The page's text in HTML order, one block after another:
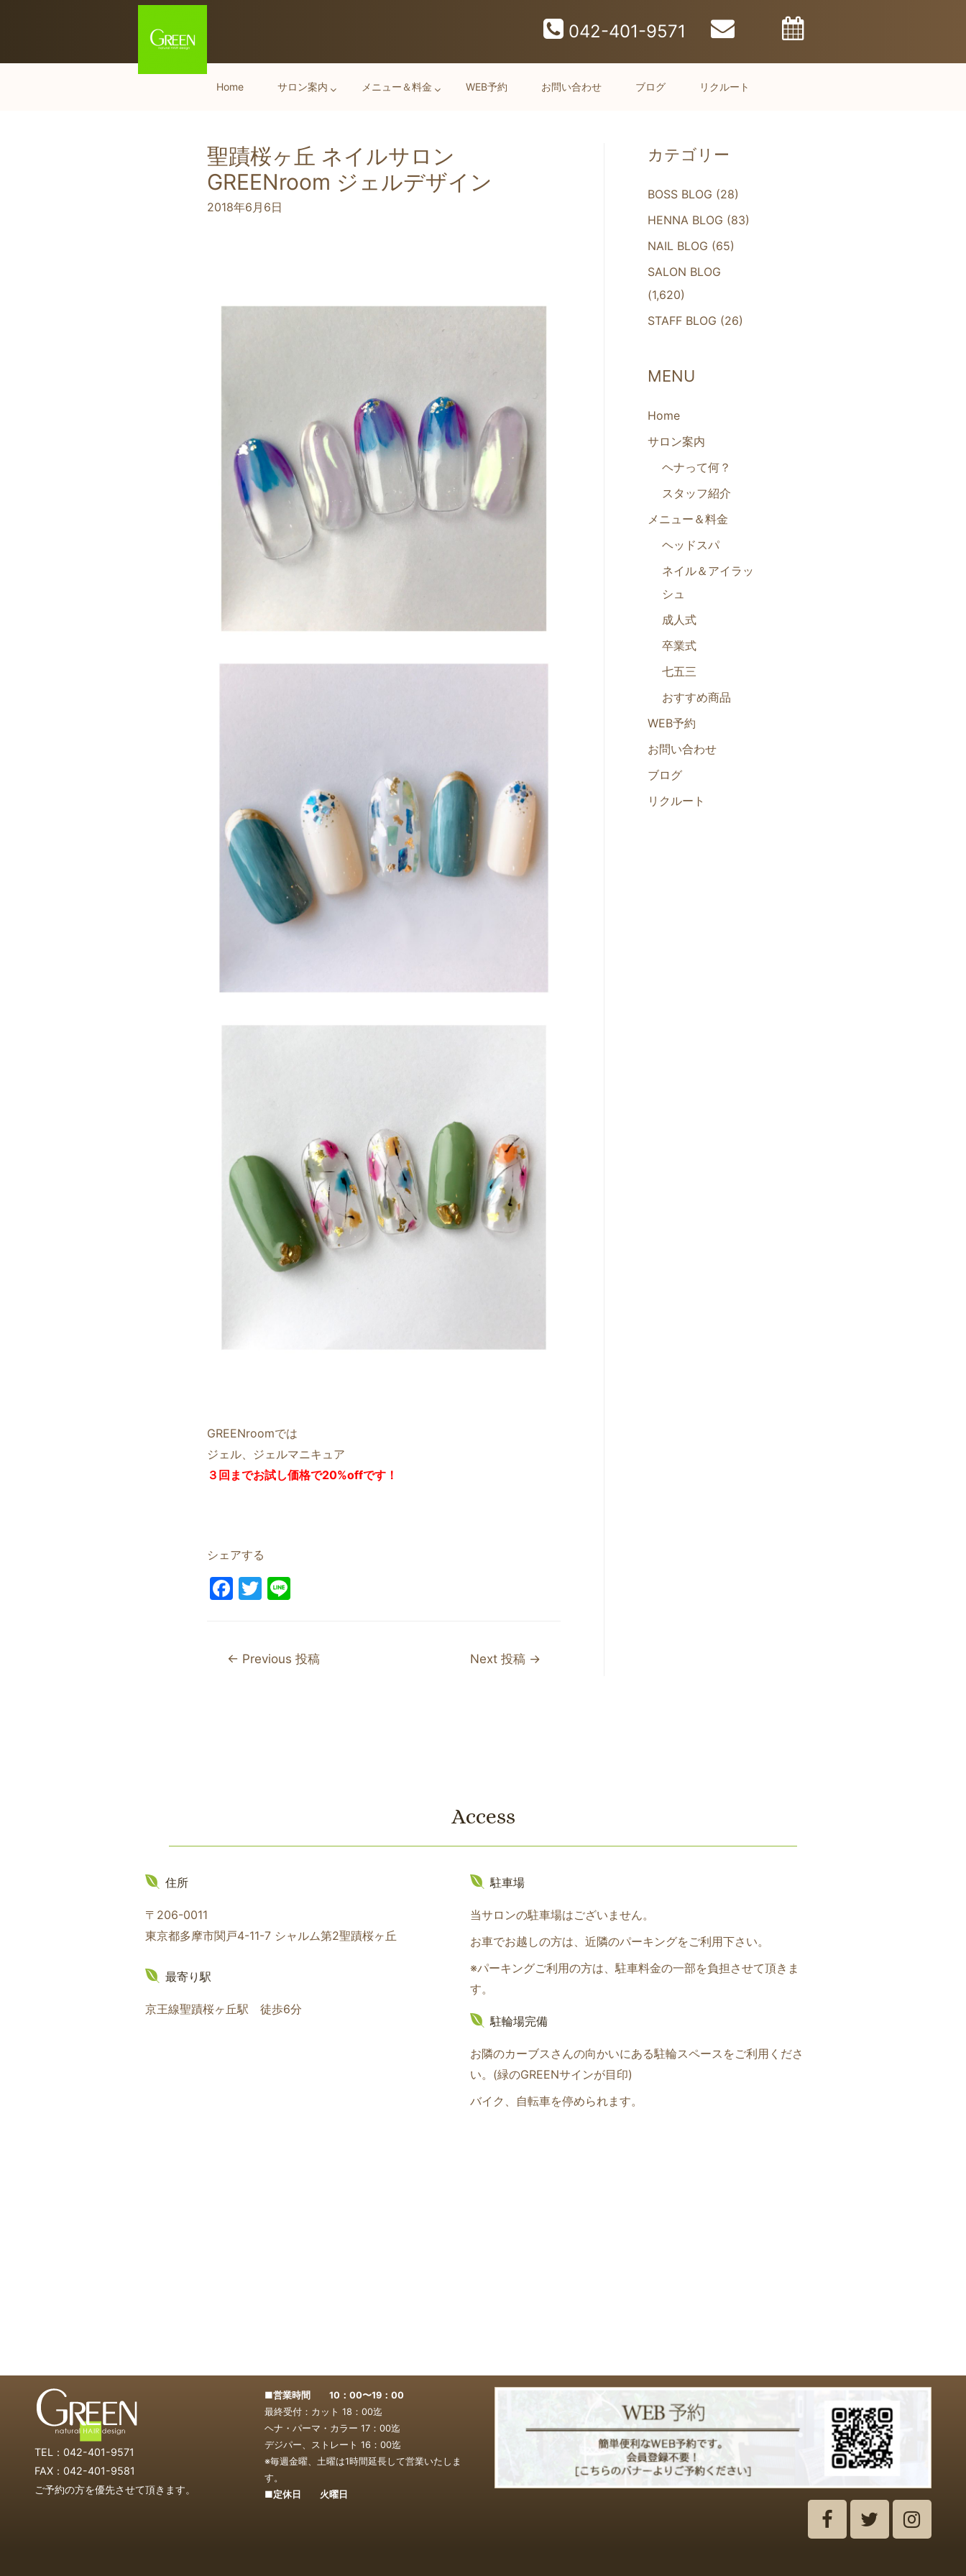
042-401-9571
Home サロン案内 メニュー＆料金 WEB予約 お問い合わせ ブログ リクルート
聖蹟桜ヶ丘 ネイルサロン
GREENroom ジェルデザイン
2018年6月6日
GREENroomでは
ジェル、ジェルマニキュア
３回までお試し価格で20%offです！
シェアする
F
e
T
er
← Previous 投稿 Next 投稿 →
カテゴリー
BOSS BLOG (28)
HENNA BLOG (83)
NAIL BLOG (65)
SALON BLOG
(1,620)
STAFF BLOG (26)
MENU
Home
サロン案内
ヘナって何？
スタッフ紹介
メニュー＆料金
ヘッドスパ
ネイル＆アイラッ
シュ
成人式
卒業式
七五三
おすすめ商品
WEB予約
お問い合わせ
ブログ
リクルート
Access
住所
〒206-0011
東京都多摩市関戸4-11-7 シャルム第2聖蹟桜ヶ丘
最寄り駅
京王線聖蹟桜ヶ丘駅 徒歩6分
駐車場
当サロンの駐車場はございません。
お車でお越しの方は、近隣のパーキングをご利用下さい。
※パーキングご利用の方は、駐車料金の一部を負担させて頂きま
す。
駐輪場完備
お隣のカーブスさんの向かいにある駐輪スペースをご利用くださ
い。(緑のGREENサインが目印)
バイク、自転車を停められます。
TEL：042-401-9571
FAX：042-401-9581
ご予約の方を優先させて頂きます。
■営業時間 10：00〜19：00
最終受付：カット 18：00迄
ヘナ・パーマ・カラー 17：00迄
デジパー、ストレート 16：00迄
※毎週金曜、土曜は1時間延長して営業いたしま
す。
■定休日 火曜日